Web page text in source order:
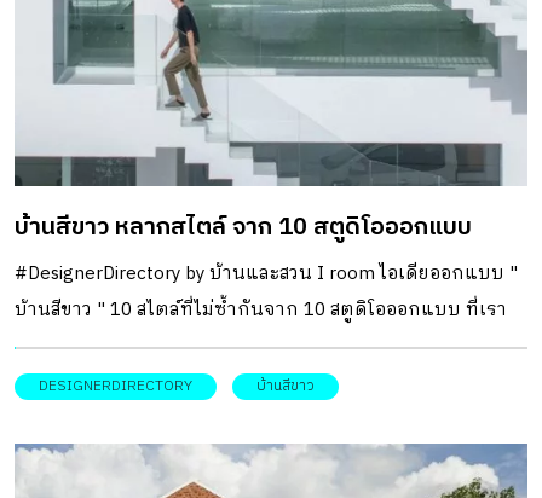
บ้านสีขาว หลากสไตล์ จาก 10 สตูดิโอออกแบบ
#DesignerDirectory by บ้านและสวน I room ไอเดียออกแบบ "
บ้านสีขาว " 10 สไตล์ที่ไม่ซ้ำกันจาก 10 สตูดิโอออกแบบ ที่เรา
คัดและรวบรวมมาให้ต่างมีความโดดเด่น เฉพาะตัว มี
เอกลักษณ์ ตั้งแต่บ้านหลังหลังน้อย พื้นที่กระทัดรัด บ้านนอก
DESIGNERDIRECTORY บ้านสีขาว